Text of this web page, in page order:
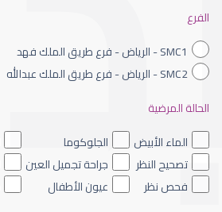
ضعف نظر العين اليسرى
الفرع
SMC1 - الرياض - فرع طريق الملك فهد
SMC2 - الرياض - فرع طريق الملك عبدالله
الحالة المرضية
الماء الأبيض
الجلوكوما
تصحيح النظر
جراحة تجميل العين
فحص نظر
عيون الأطفال